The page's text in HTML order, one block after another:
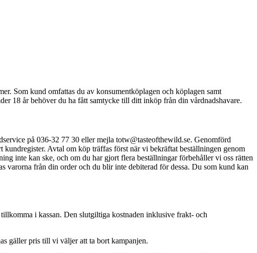
Som kund omfattas du av konsumentköplagen och köplagen samt
18 år behöver du ha fått samtycke till ditt inköp från din vårdnadshavare.
på 036-32 77 30 eller mejla totw@tasteofthewild.se. Genomförd
Avtal om köp träffas först när vi bekräftat beställningen genom
inte kan ske, och om du har gjort flera beställningar förbehåller vi oss rätten
varorna från din order och du blir inte debiterad för dessa. Du som kund kan
i kassan. Den slutgiltiga kostnaden inklusive frakt- och
gäller pris till vi väljer att ta bort kampanjen.